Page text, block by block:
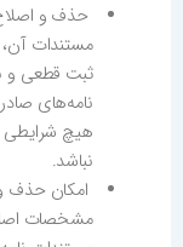
حذف و
مستندات
ثبت قطعی و
نامه‌های
هیچ شرایطی
نباشد.
امکان حذف
مشخصات